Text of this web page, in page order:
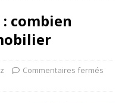
combien
Commentaires fermés